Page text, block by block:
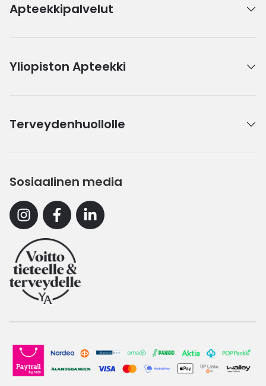
Apteekkipalvelut
Yliopiston Apteekki
Terveydenhuollolle
Sosiaalinen media
InstagramFacebookLinkedin